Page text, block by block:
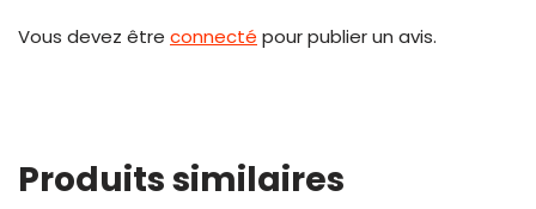
Vous devez être connecté pour publier un avis.
Produits similaires